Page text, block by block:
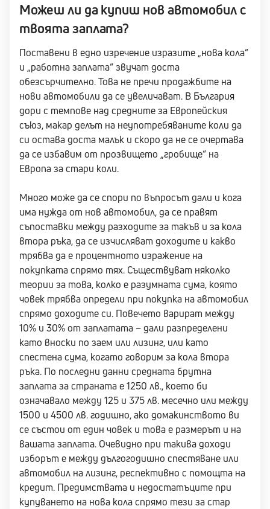
Можеш ли да купиш нов автомобил с
твоята заплата?
Поставени в едно изречение изразите „нова кола“
и „работна заплата“ звучат доста
обезсърчително. Това не пречи продажбите на
нови автомобили да се увеличават. В България
дори с темпове над средните за Европейския
съюз, макар делът на неупотребяваните коли да
си остава доста малък и скоро да не се очертава
да се избавим от прозвището „гробище“ на
Европа за стари коли.
Много може да се спори по въпросът дали и кога
има нужда от нов автомобил, да се правят
съпоставки между разходите за такъв и за кола
втора ръка, да се изчисляват доходите и какво
трябва да е процентното изражение на
покупката спрямо тях. Съществуват няколко
теории за това, колко е разумната сума, която
човек трябва определи при покупка на автомобил
спрямо доходите си. Повечето варират между
10% и 30% от заплатата – дали разпределени
като вноски по заем или лизинг, или като
спестена сума, когато говорим за кола втора
ръка. По последни данни средната брутна
заплата за страната е 1250 лв., което би
означавало между 125 и 375 лв. месечно или между
1500 и 4500 лв. годишно, ако домакинството ви
се състои от един човек и това е размерът и на
вашата заплата. Очевидно при такива доходи
изборът е между дългогодишно спестяване или
автомобил на лизинг, респективно с помощта на
кредит. Предимствата и недостатъците при
купуването на нова кола спрямо тези за стар